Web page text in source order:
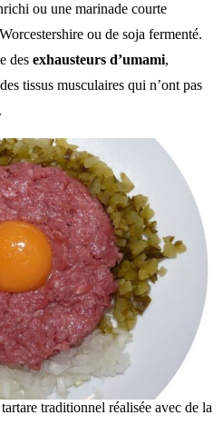
ou une marinade courte
ou de soja fermenté.
des exhausteurs d’umami,
tissus musculaires qui n’ont pas
.
traditionnel réalisée avec de la